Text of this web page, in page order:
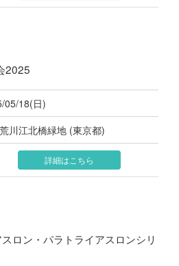
2025
05/18(日)
川江北橋緑地 (東京都)
詳細はこちら
ロン・パラトライアスロンシリ